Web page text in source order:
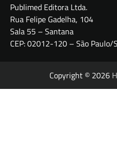
Publimed Editora Ltda.
Rua Felipe Gadelha, 104
Sala 55 – Santana
CEP: 02012-120 – São Paulo/
Copyright © 2026